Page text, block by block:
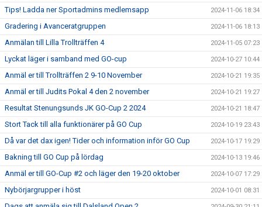
Tips! Ladda ner Sportadmins medlemsapp 2024-11-06 18:34
Gradering i Avanceratgruppen 2024-11-06 18:13
Anmälan till Lilla Trollträffen 4 2024-11-05 07:23
Lyckat läger i samband med GO-cup 2024-10-27 10:44
Anmäl er till Trollträffen 2 9-10 November 2024-10-21 19:35
Anmäl er till Judits Pokal 4 den 2 november 2024-10-21 19:27
Resultat Stenungsunds JK GO-Cup 2 2024 2024-10-21 18:47
Stort Tack till alla funktionärer på GO Cup 2024-10-19 23:43
Då var det dax igen! Tider och information inför GO Cup 2024-10-17 19:29
Bakning till GO Cup på lördag 2024-10-13 19:46
Anmäl er till GO-Cup #2 och läger den 19-20 oktober 2024-10-07 17:29
Nybörjargrupper i höst 2024-10-01 08:31